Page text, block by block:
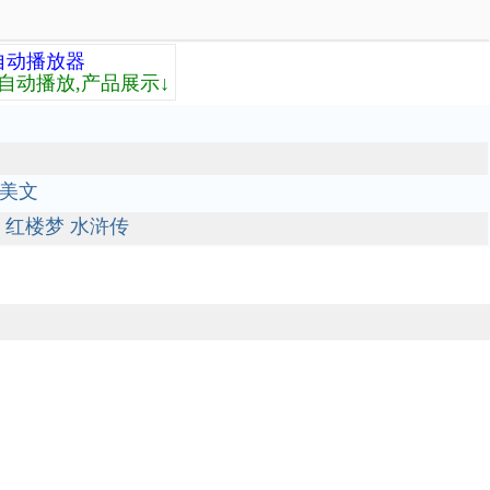
动播放器
动播放,产品展示↓
美文
红楼梦 水浒传